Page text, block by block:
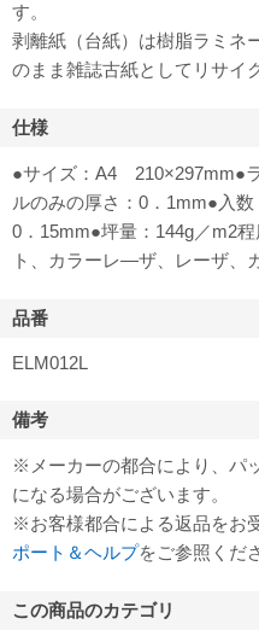
す。
剥離紙（台紙）は樹脂ラミネ
のまま雑誌古紙としてリサイ
仕様
●サイズ：A4 210×297mm●
ルのみの厚さ：0．1mm●入
0．15mm●坪量：144g／m2
ト、カラーレ―ザ、レーザ、
品番
ELM012L
備考
※メーカーの都合により、パ
になる場合がございます。
※お客様都合による返品をお
ポート＆ヘルプをご参照くだ
この商品のカテゴリ